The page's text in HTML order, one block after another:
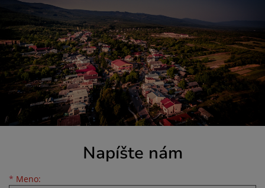
Napíšte nám
* Meno:
Meno
Priezvisko
E-mailová adresa